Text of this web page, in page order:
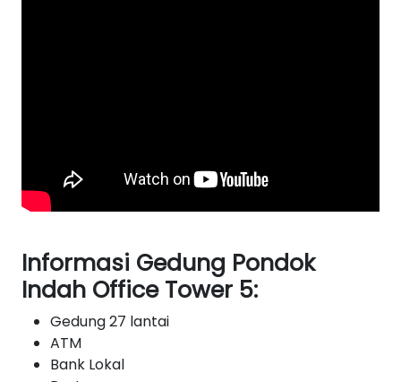
Informasi Gedung Pondok
Indah Office Tower 5:
Gedung 27 lantai
ATM
Bank Lokal